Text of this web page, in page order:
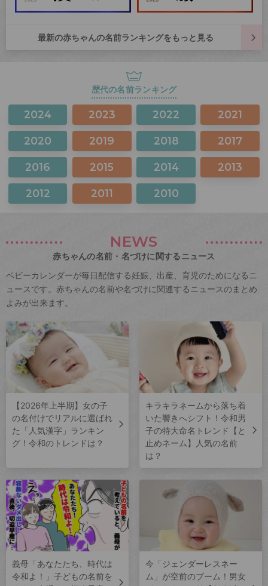
最新の赤ちゃんの名前ランキングをもっと見る
歴代の名前ランキング
2024 2023 2022 2021
2020 2019 2018 2017
2016 2015 2014 2013
2012 2011 2010
NEWS
赤ちゃんの名前・名づけに関するニュース
ベビーカレンダーが毎日配信する妊娠、出産、育児のためになるニ
ュースです。赤ちゃんの名前や名づけに関連するニュースのまとめ
よみが出来ます。
【2026年上半期】女の子
の名付けでリアルに選ばれ
た「人気漢字」ランキン
グ！令和のトレンドは？
キラキラネームから落ち着
いた響きへシフト！令和男
子の特大命名トレンド【と
止めネーム】人気の名前
は？
義母「あなたたち、時代は
令和よ！」子どもの名前を
今「ジェンダーレスネー
ム」が空前のブーム！男女